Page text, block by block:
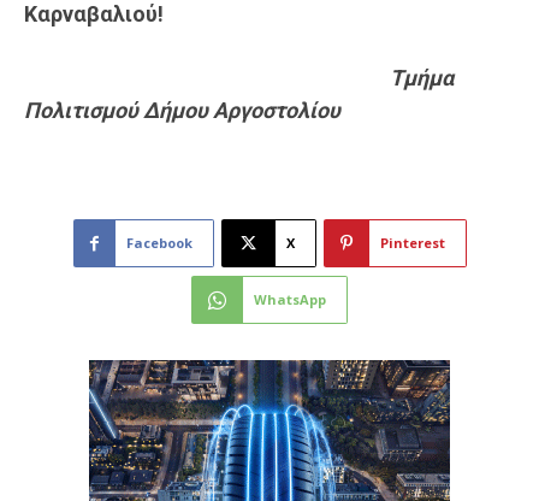
Καρναβαλιού!
Τμήμα
Πολιτισμού Δήμου Αργοστολίου
Facebook X Pinterest
WhatsApp